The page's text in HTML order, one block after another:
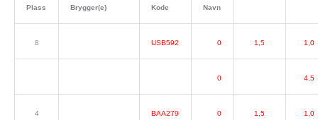
Plass Brygger(e) Kode Navn
8 USB592 0 1,5 1,0
0 4,5
4 BAA279 0 1,5 1,0